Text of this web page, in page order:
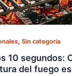
, Sin categoría
10 segundos:
del fuego